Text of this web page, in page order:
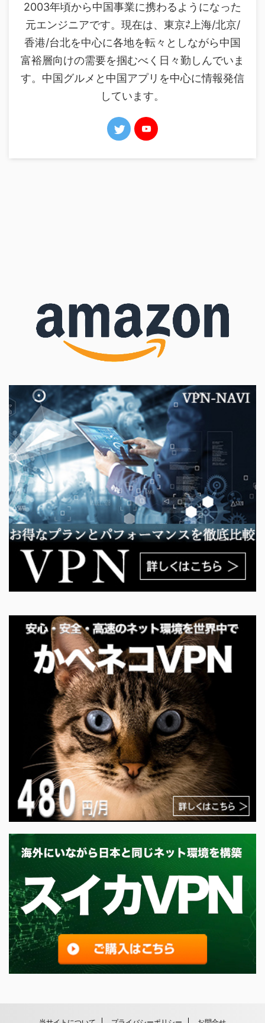
2003年頃から中国事業に携わるようになった
元エンジニアです。現在は、東京⇄上海/北京/
香港/台北を中心に各地を転々としながら中国
富裕層向けの需要を掴むべく日々勤しんでいま
す。中国グルメと中国アプリを中心に情報発信
しています。